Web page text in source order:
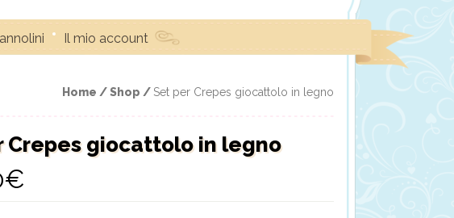
Il mio account
Home /Shop / Set per Crepes giocattolo in legno
Crepes giocattolo in legno
€